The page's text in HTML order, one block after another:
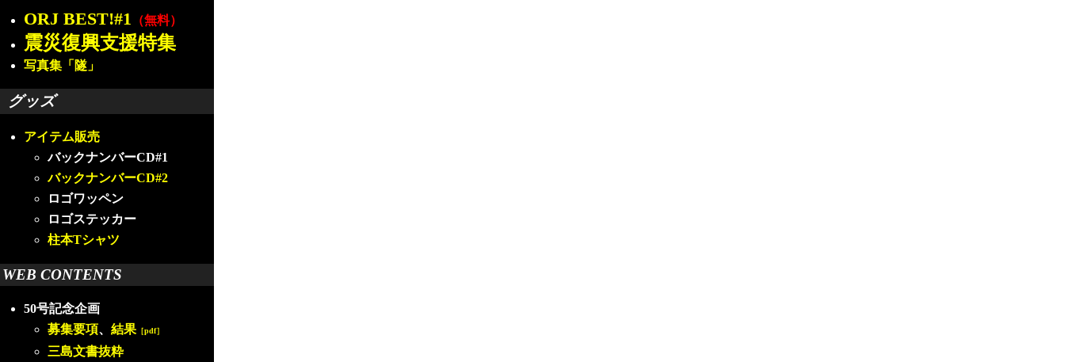
ORJ BEST!#1 （無料）
震災復興支援特集
写真集「隧」
グッズ
アイテム販売
バックナンバーCD#1
バックナンバーCD#2
ロゴワッペン
ロゴステッカー
柱本Tシャツ
WEB CONTENTS
50号記念企画
募集要項、 結果 ［pdf］
三島文書抜粋